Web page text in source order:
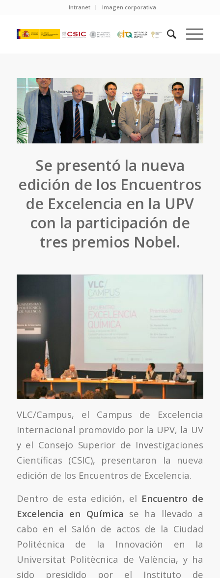
Intranet Imagen corporativa
Se presentó la nueva
edición de los Encuentros
de Excelencia en la UPV
con la participación de
tres premios Nobel.
VLC/Campus, el Campus de Excelencia
Internacional promovido por la UPV, la UV
y el Consejo Superior de Investigaciones
Científicas (CSIC), presentaron la nueva
edición de los Encuentros de Excelencia.
Dentro de esta edición, el Encuentro de
Excelencia en Química se ha llevado a
cabo en el Salón de actos de la Ciudad
Politécnica de la Innovación en la
Universitat Politècnica de València, y ha
sido presidido por el Instituto de